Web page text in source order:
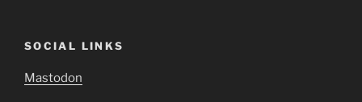
SOCIAL LINKS
Mastodon